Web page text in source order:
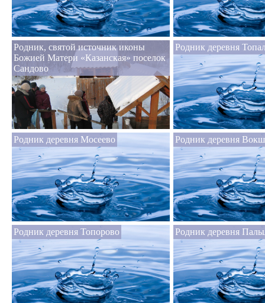
Родник, святой источник иконы
Божией Матери «Казанская» поселок
Сандово
Родник деревня
Родник деревня Мосеево Родник деревня
Родник деревня Топорово Родник деревня